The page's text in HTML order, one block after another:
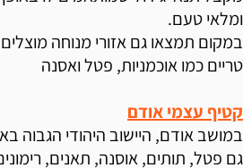
ומלאי טעם.
במקום תמצאו גם אזורי מנוחה
טריים כמו אוכמניות, פטל ואסנה
קטיף עצמי אודם
במושב אודם, היישוב היהודי הגבוה
גם פטל, תותים, אוסנה, תאנים,